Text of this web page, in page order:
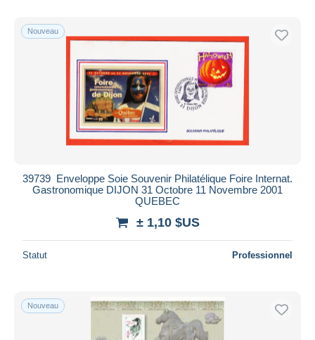
Nouveau
39739 ️ Enveloppe Soie Souvenir Philatélique Foire Internat.
Gastronomique DIJON 31 Octobre 11 Novembre 2001
QUEBEC
± 1,10 $US
Statut Professionnel
Nouveau